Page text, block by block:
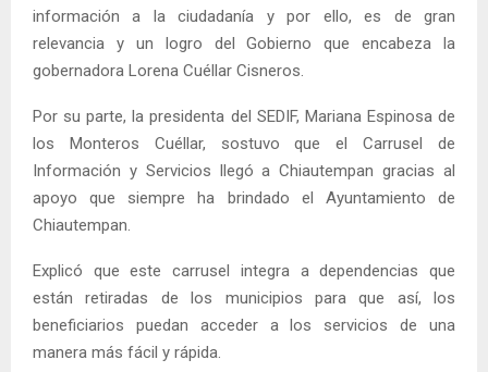
información a la ciudadanía y por ello, es de gran
relevancia y un logro del Gobierno que encabeza la
gobernadora Lorena Cuéllar Cisneros.
Por su parte, la presidenta del SEDIF, Mariana Espinosa de
los Monteros Cuéllar, sostuvo que el Carrusel de
Información y Servicios llegó a Chiautempan gracias al
apoyo que siempre ha brindado el Ayuntamiento de
Chiautempan.
Explicó que este carrusel integra a dependencias que
están retiradas de los municipios para que así, los
beneficiarios puedan acceder a los servicios de una
manera más fácil y rápida.